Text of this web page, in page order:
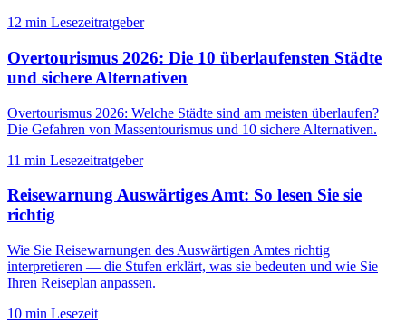
12 min Lesezeitratgeber
Overtourismus 2026: Die 10 überlaufensten Städte
und sichere Alternativen
Overtourismus 2026: Welche Städte sind am meisten überlaufen?
Die Gefahren von Massentourismus und 10 sichere Alternativen.
11 min Lesezeitratgeber
Reisewarnung Auswärtiges Amt: So lesen Sie sie
richtig
Wie Sie Reisewarnungen des Auswärtigen Amtes richtig
interpretieren — die Stufen erklärt, was sie bedeuten und wie Sie
Ihren Reiseplan anpassen.
10 min Lesezeit